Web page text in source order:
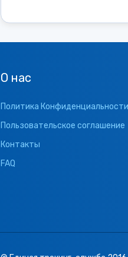
О нас
Политика Конфиденциальности
Пользовательское соглашение
Контакты
FAQ